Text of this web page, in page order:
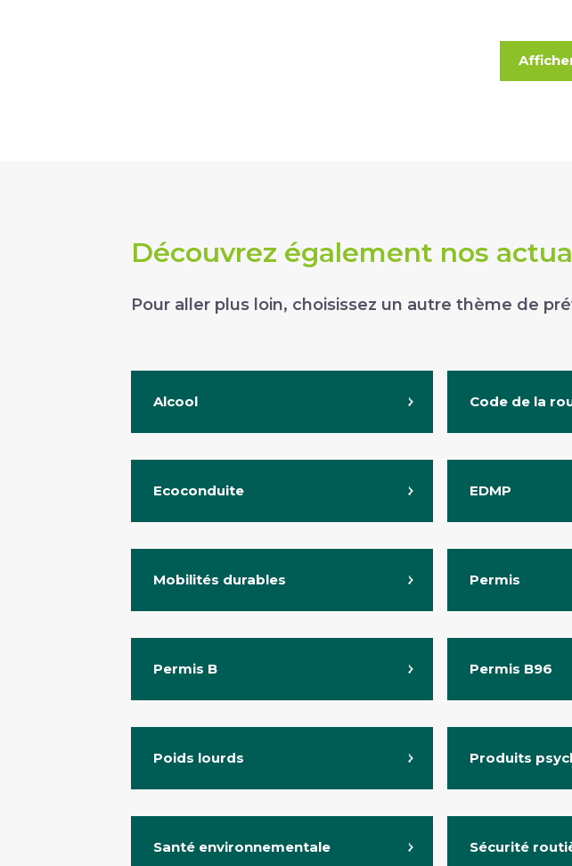
Découvrez également nos
Pour aller plus loin, choisissez un autre thème de
Alcool Code de la
Ecoconduite EDMP
Mobilités durables Permis
Permis B Permis B96
Poids lourds Produits
Santé environnementale Sécurité